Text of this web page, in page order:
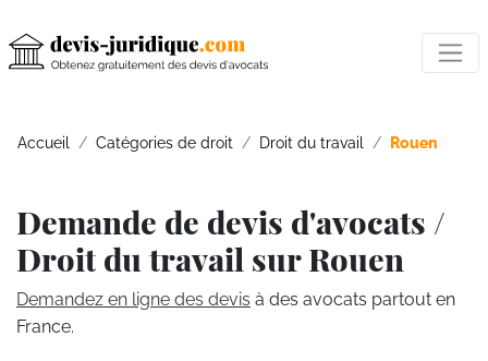
Accueil Catégories de droit Droit du travail Rouen
Demande de devis d'avocats /
Droit du travail sur Rouen
Demandez en ligne des devis à des avocats partout en
France.